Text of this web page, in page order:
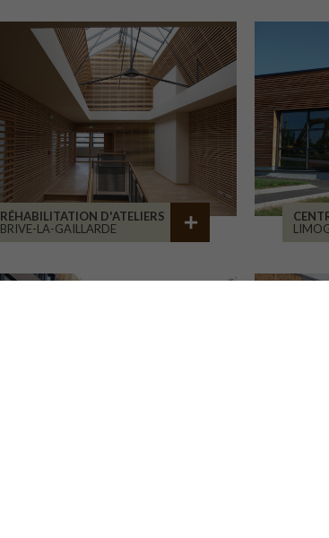
RÉHABILITATION D'ATELIERS
BRIVE-LA-GAILLARDE